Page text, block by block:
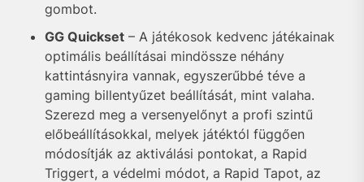
gombot.
GG Quickset – A játékosok kedvenc játékainak
optimális beállításai mindössze néhány
kattintásnyira vannak, egyszerűbbé téve a
gaming billentyűzet beállítását, mint valaha.
Szerezd meg a versenyelőnyt a profi szintű
előbeállításokkal, melyek játéktól függően
módosítják az aktiválási pontokat, a Rapid
Triggert, a védelmi módot, a Rapid Tapot, az